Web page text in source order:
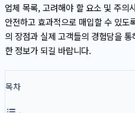
업체 목록, 고려해야 할 요소 및 주의
안전하고 효과적으로 매입할 수 있도
의 장점과 실제 고객들의 경험담을
한 정보가 되길 바랍니다.
목차